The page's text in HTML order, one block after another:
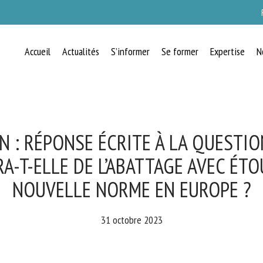
Accueil Actualités S’informer Se former Expertise
: RÉPONSE ÉCRITE À LA
T-ELLE DE L’ABATTAGE AVEC
NOUVELLE NORME EN EUROPE ?
31 octobre 2023
BIEN-ÊTRE ANIMAL
language